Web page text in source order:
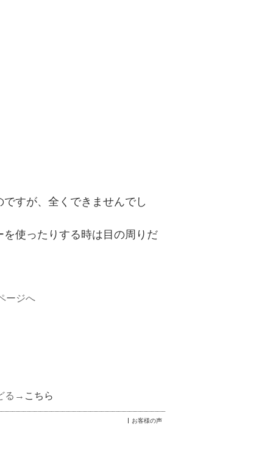
すが、全くできませんでし
使ったりする時は目の周りだ
ージへ
る→ こちら
お客様の声